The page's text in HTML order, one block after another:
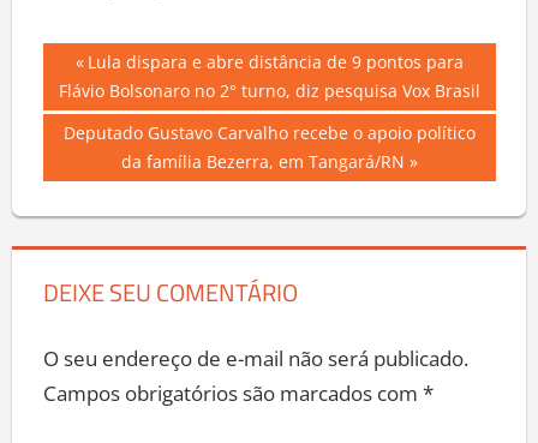
Navegação
de
Post
Previous
Post:
Lula dispara e abre distância de 9 pontos para
Flávio Bolsonaro no 2° turno, diz pesquisa Vox Brasil
Next
Deputado Gustavo Carvalho recebe o apoio político
da família Bezerra, em Tangará/RN
DEIXE SEU COMENTÁRIO
O seu endereço de e-mail não será publicado.
Campos obrigatórios são marcados com *